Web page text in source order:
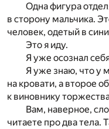
Одна фигура
в сторону мальчика.
человек, одетый в
Это я иду.
Я уже осознал
Я уже знаю, что у
на кровати, а второе
к виновнику
Вам, наверное,
читаете про два тела.